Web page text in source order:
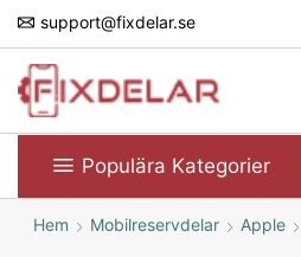
support@fixdelar.se
Populära Kategorier
Hem Mobilreservdelar Apple